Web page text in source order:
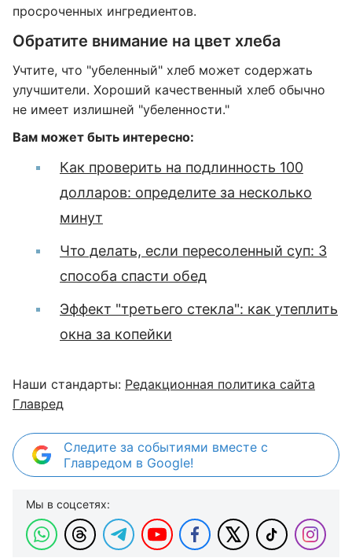
просроченных ингредиентов.
Обратите внимание на цвет хлеба
Учтите, что "убеленный" хлеб может содержать
улучшители. Хороший качественный хлеб обычно
не имеет излишней "убеленности."
Вам может быть интересно:
Как проверить на подлинность 100
долларов: определите за несколько
минут
Что делать, если пересоленный суп: 3
способа спасти обед
Эффект "третьего стекла": как утеплить
окна за копейки
Наши стандарты: Редакционная политика сайта
Главред
Следите за событиями вместе с
Главредом в Google!
Мы в соцсетях: